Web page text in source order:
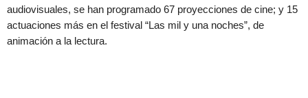
audiovisuales, se han programado 67 proyecciones de cine; y 15
actuaciones más en el festival “Las mil y una noches”, de
animación a la lectura.